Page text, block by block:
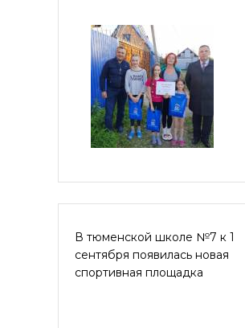
В тюменской школе №7 к 1
сентября появилась новая
спортивная площадка